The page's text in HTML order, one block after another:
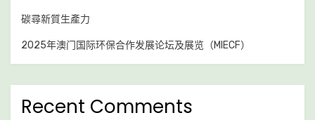
碳尋新質生產力
2025年澳门国际环保合作发展论坛及展览（MIECF）
Recent Comments